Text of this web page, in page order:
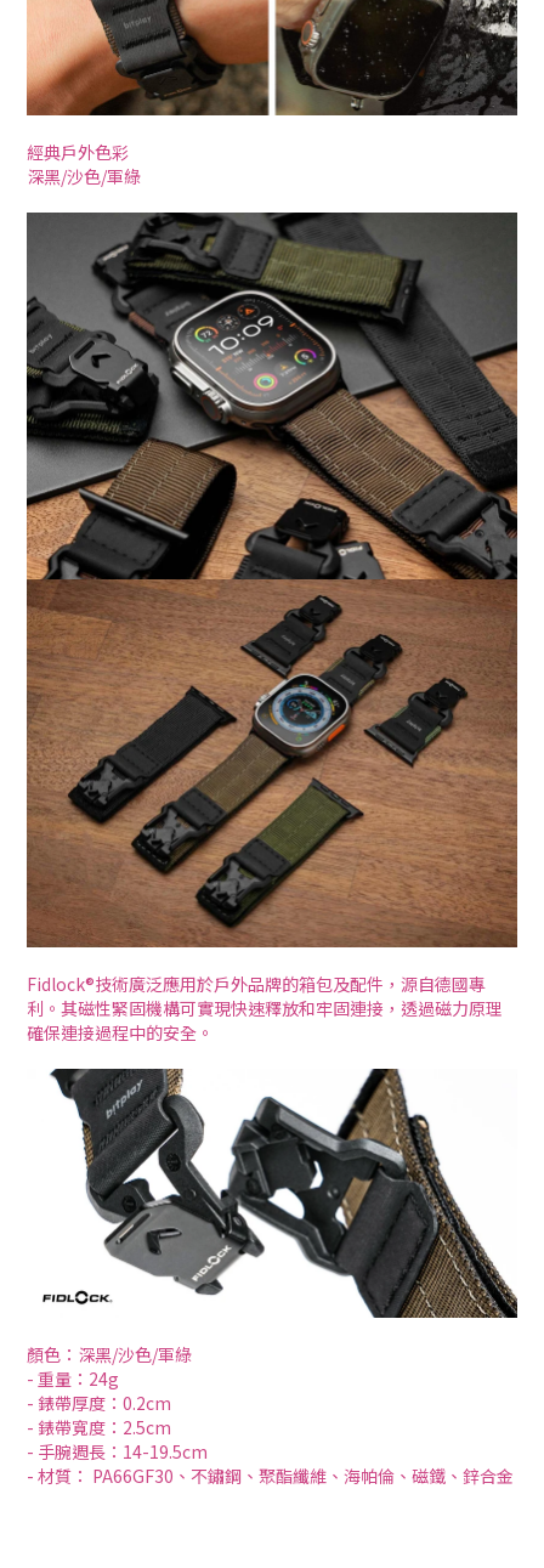
經典戶外色彩
深黑/沙色/軍綠
Fidlock®技術廣泛應用於戶外品牌的箱包及配件，源自德國專
利。其磁性緊固機構可實現快速釋放和牢固連接，透過磁力原理
確保連接過程中的安全。
顏色：深黑/沙色/軍綠
- 重量：24g
- 錶帶厚度：0.2cm
- 錶帶寬度：2.5cm
- 手腕週長：14-19.5cm
- 材質： PA66GF30、不鏽鋼、聚酯纖維、海帕倫、磁鐵、鋅合金